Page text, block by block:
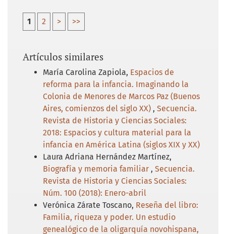
1 2 > >>
Artículos similares
María Carolina Zapiola, Espacios de
reforma para la infancia. Imaginando la
Colonia de Menores de Marcos Paz (Buenos
Aires, comienzos del siglo XX) , Secuencia.
Revista de Historia y Ciencias Sociales:
2018: Espacios y cultura material para la
infancia en América Latina (siglos XIX y XX)
Laura Adriana Hernández Martínez,
Biografía y memoria familiar , Secuencia.
Revista de Historia y Ciencias Sociales:
Núm. 100 (2018): Enero-abril
Verónica Zárate Toscano, Reseña del libro:
Familia, riqueza y poder. Un estudio
genealógico de la oligarquía novohispana,